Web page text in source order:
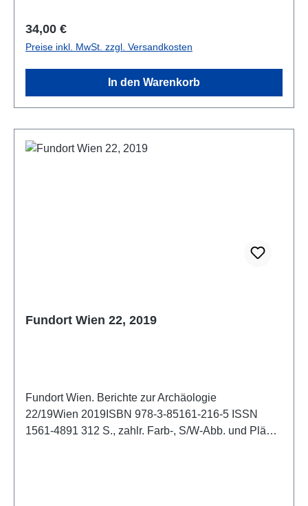
Regulärer Preis:
34,00 €
Preise inkl. MwSt. zzgl. Versandkosten
In den Warenkorb
Fundort Wien 22, 2019
Fundort Wien. Berichte zur Archäologie
22/19Wien 2019ISBN 978-3-85161-216-5 ISSN
1561-4891 312 S., zahlr. Farb-, S/W-Abb. und Pläne